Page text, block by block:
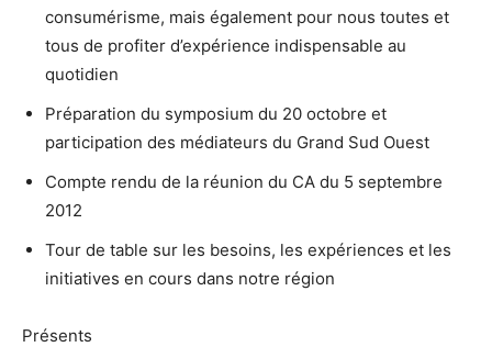
consumérisme, mais également pour nous toutes et
tous de profiter d’expérience indispensable au
quotidien
Préparation du symposium du 20 octobre et
participation des médiateurs du Grand Sud Ouest
Compte rendu de la réunion du CA du 5 septembre
2012
Tour de table sur les besoins, les expériences et les
initiatives en cours dans notre région
Présents